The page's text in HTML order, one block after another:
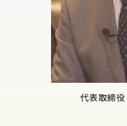
代表取締役